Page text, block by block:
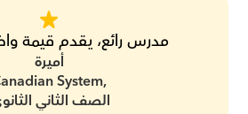
مدرس رائع، يقدم قيمة
أميرة
الصف الثاني
System,